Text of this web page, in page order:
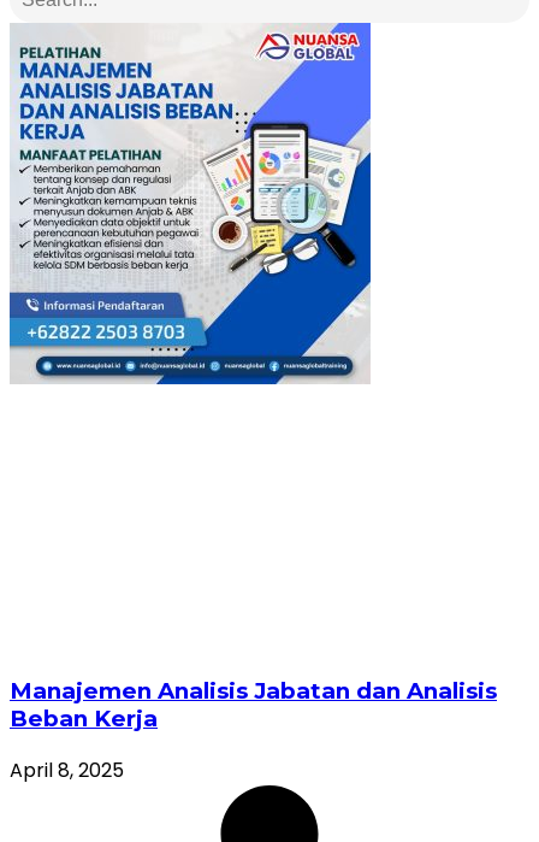
Manajemen Analisis Jabatan dan Analisis
Beban Kerja
April 8, 2025